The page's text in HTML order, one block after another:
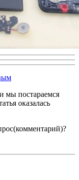
мы постараемся
оказалась